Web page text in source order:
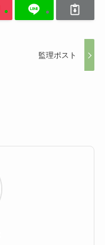
監理ポスト